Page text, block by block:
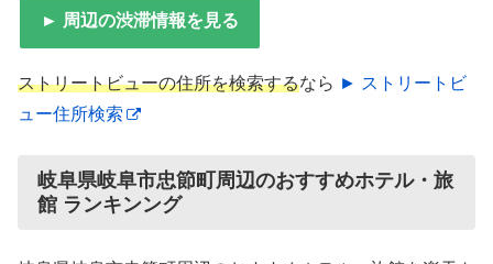
► 周辺の渋滞情報を見る
ストリートビューの住所を検索するなら ► ストリートビ
ュー住所検索
岐阜県岐阜市忠節町周辺のおすすめホテル・旅
館 ランキンング